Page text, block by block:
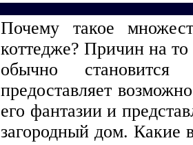
Почему такое
коттедже? Причин на
обычно
предоставляет
его фантазии и
загородный дом. Какие